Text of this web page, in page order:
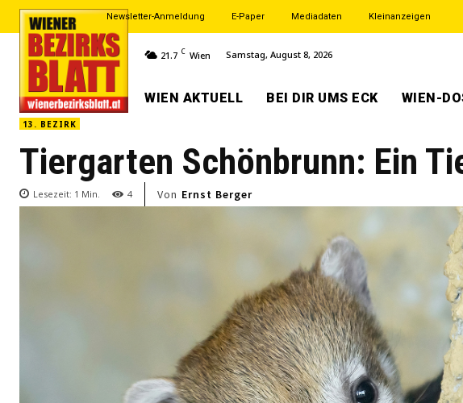
Newsletter-Anmeldung E-Paper Mediadaten Kleinanzeigen
21.7 C Wien Samstag, August 8, 2026
WIEN AKTUELL BEI DIR UMS ECK WIEN-
13. BEZIRK
Tiergarten Schönbrunn: Ein
Lesezeit: 1 Min. 4 Von Ernst Berger